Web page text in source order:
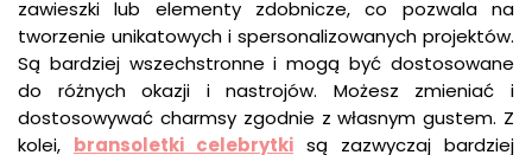
zawieszki lub elementy zdobnicze, co pozwala na
tworzenie unikatowych i spersonalizowanych projektów.
Są bardziej wszechstronne i mogą być dostosowane
do różnych okazji i nastrojów. Możesz zmieniać i
dostosowywać charmsy zgodnie z własnym gustem. Z
kolei, bransoletki celebrytki są zazwyczaj bardziej